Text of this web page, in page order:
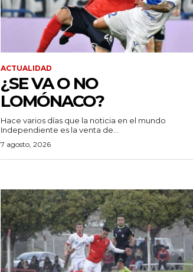
ACTUALIDAD
¿SE VA O NO
LOMÓNACO?
Hace varios días que la noticia en el mundo
Independiente es la venta de...
7 agosto, 2026